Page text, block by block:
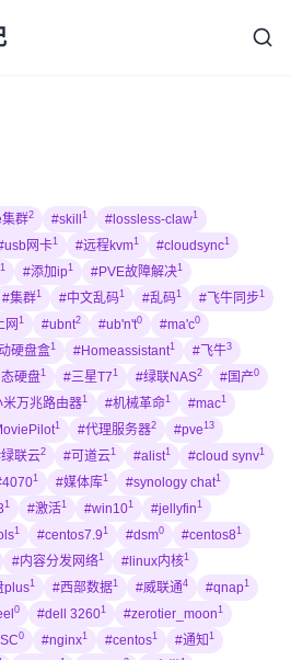
群2 #skill 1 #lossless-claw1
网卡1 #远程kvm1 #cloudsync1
1 #添加ip1 #PVE故障解决1
#集群1 #中文乱码1 #乱码1 #飞牛同步1
网 1 #ubnt2 #ub'n't0 #ma'c0
硬盘盒1 #Homeassistant1 #飞牛3
硬盘1 #三星T7 1 #绿联NAS2 #国产0
米万兆路由器1 #机械革命1 #mac1
1 #代理服务器2 #pve 13
联云2 #可道云1 #alist1 #cloud synv1
1 #媒体库1 #synology chat1
1 #激活1 #win101 #jellyfin 1
1 #centos7.9 1 #dsm0 #centos81
#内容分发网络1 #linux内核1
plus1 #西部数据1 #威联通4 #qnap1
0 #dell 32601 #zerotier_moon 1
0 #nginx1 #centos1 #通知 1